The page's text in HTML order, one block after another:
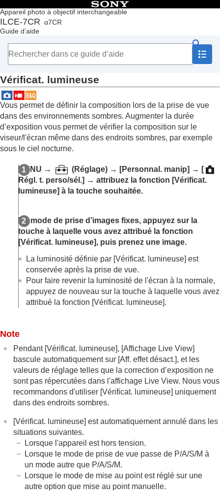
Appareil photo à objectif interchangeable
ILCE-7CR α7CR
Guide d’aide
Table des matières
Accueil
Vérification de l'appareil et des éléments fournis
Fonctions de base
Préparation de l’appareil/Opérations de prise de vue de
base
Recherche de fonctions dans le MENU
Utilisation des fonctions de prise de vue
Contenu de ce chapitre
Sélection d’un mode de prise de vue
Fonctions pratiques pour l’enregistrement de
Mise au point
Autofocus avec reconnaissance du sujet
Utilisation des fonctions de mise au point
Balance des blancs
Réglages de la prise de vue Log
Ajout d’effets aux images
Prise de vue avec les modes d’entraînement
(prise de vue en continu/retardateur)
Retardateur(film)
Fnct pdv intervall.
Prise d’images fixes avec une résolution élevée
Réglage de la qualité d’image et du format
Utilisation du zoom
Utilisation du flash
Réduction du flou
Comp. d'objectif(image fixe/film)
Réduction du bruit
Réglage de l’affichage à l’écran pendant la prise
Écr sél mode pr de v
Affich. instantané
Aff. pdv restantes (image fixe)
Aff. quadrillage(image fixe/film)
Type quadrillage(image fixe/film)
Régl. Aff. Live View
Aperçu ouverture
Vérificat. lumineuse
Vous permet de définir la composition lors de la prise de vue
dans des environnements sombres. Augmenter la durée
d’exposition vous permet de vérifier la composition sur le
viseur/l'écran même dans des endroits sombres, par exemple
sous le ciel nocturne.
MENU → (Réglage) → [Personnal. manip] → [
Régl. t. perso/sél.] → attribuez la fonction [Vérificat.
lumineuse] à la touche souhaitée.
En mode de prise d’images fixes, appuyez sur la
touche à laquelle vous avez attribué la fonction
[Vérificat. lumineuse], puis prenez une image.
La luminosité définie par [Vérificat. lumineuse] est
conservée après la prise de vue.
Pour faire revenir la luminosité de l'écran à la normale,
appuyez de nouveau sur la touche à laquelle vous avez
attribué la fonction [Vérificat. lumineuse].
Note
Pendant [Vérificat. lumineuse], [Affichage Live View]
bascule automatiquement sur [Aff. effet désact.], et les
valeurs de réglage telles que la correction d’exposition ne
sont pas répercutées dans l'affichage Live View. Nous vous
recommandons d'utiliser [Vérificat. lumineuse] uniquement
dans des endroits sombres.
[Vérificat. lumineuse] est automatiquement annulé dans les
situations suivantes.
Lorsque l'appareil est hors tension.
Lorsque le mode de prise de vue passe de P/A/S/M à
un mode autre que P/A/S/M.
Lorsque le mode de mise au point est réglé sur une
autre option que mise au point manuelle.